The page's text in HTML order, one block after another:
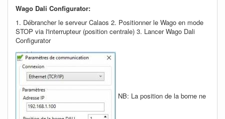
Wago Dali Configurator:
1. Débrancher le serveur Calaos 2. Positionner le Wago en mode
STOP via l'interrupteur (position centrale) 3. Lancer Wago Dali
Configurator
NB: La position de la borne ne